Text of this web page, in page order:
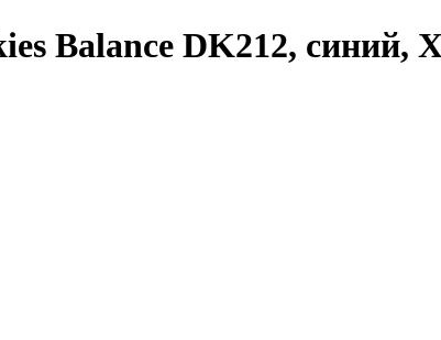
Balance DK212, синий,